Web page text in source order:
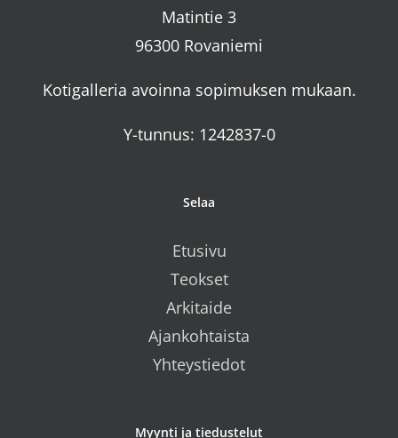
Matintie 3
96300 Rovaniemi
Kotigalleria avoinna sopimuksen mukaan.
Y-tunnus: 1242837-0
Selaa
Etusivu
Teokset
Arkitaide
Ajankohtaista
Yhteystiedot
Myynti ja tiedustelut